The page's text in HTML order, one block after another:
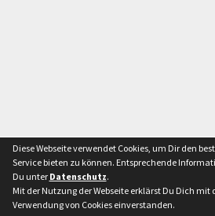
Diese Webseite verwendet Cookies, um Dir den
Service bieten zu können. Entsprechende
Du unter Datenschutz.
Mit der Nutzung der Webseite erklärst Du Dich mit
Verwendung von Cookies einverstanden.